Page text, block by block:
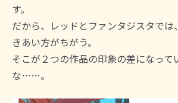
す。
だから、レッドとファンタジスタでは
きあい方がちがう。
そこが２つの作品の印象の差になって
な……。